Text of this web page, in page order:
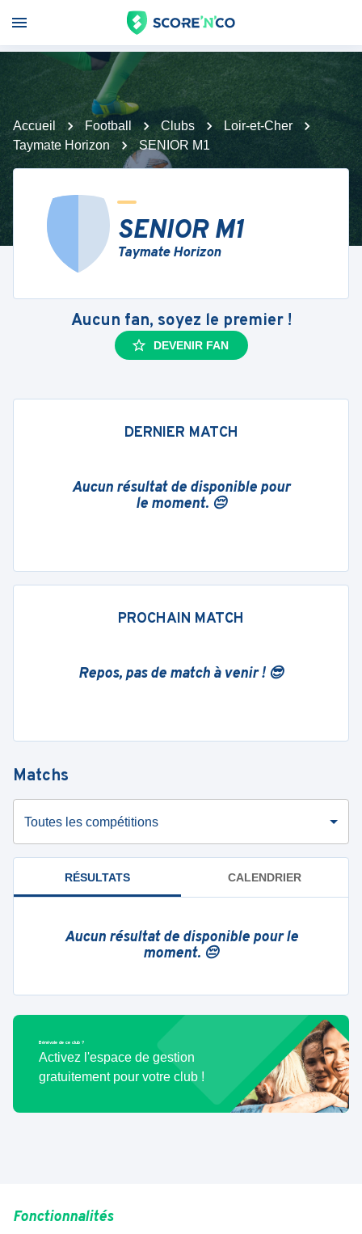
Accueil Football Clubs
Loir-et-Cher
Taymate Horizon
SENIOR M1
SENIOR M1
Taymate Horizon
Aucun fan, soyez le premier !
DEVENIR FAN
DERNIER MATCH
Aucun résultat de disponible pour
le moment. 😔
PROCHAIN MATCH
Repos, pas de match à venir ! 😎
Matchs
Toutes les compétitions
RÉSULTATS CALENDRIER
Aucun résultat de disponible pour le
moment. 😔
Bénévole de ce club ?
Activez l'espace de gestion
gratuitement pour votre club !
Fonctionnalités